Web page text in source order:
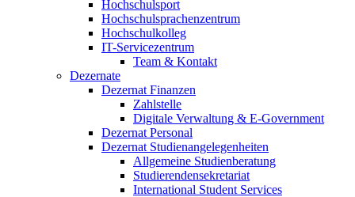
Hochschulsport
Hochschulsprachenzentrum
Hochschulkolleg
IT-Servicezentrum
Team & Kontakt
Dezernate
Dezernat Finanzen
Zahlstelle
Digitale Verwaltung & E-Government
Dezernat Personal
Dezernat Studienangelegenheiten
Allgemeine Studienberatung
Studierendensekretariat
International Student Services